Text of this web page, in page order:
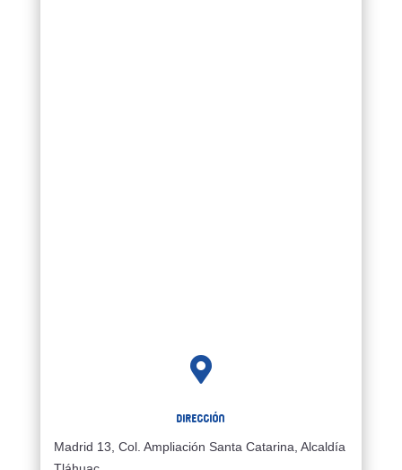

Dirección
Madrid 13, Col. Ampliación Santa Catarina, Alcaldía